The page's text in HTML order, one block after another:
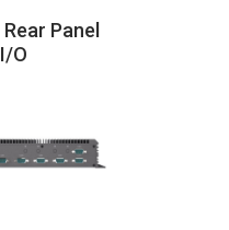
Rear Panel
I/O